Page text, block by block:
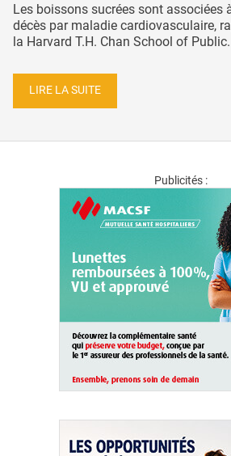
Les boissons sucrées sont associées
décès par maladie cardiovasculaire,
la Harvard T.H. Chan School of
LIRE LA SUITE
Publicités :